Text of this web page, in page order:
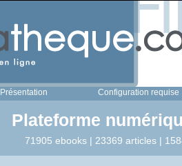
Présentation Configuration requise
Plateforme
71905 ebooks | 23369 articles |